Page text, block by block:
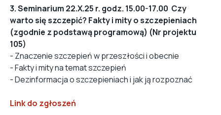
3. Seminarium 22.X.25 r. godz. 15.00-17.00 Czy
warto się szczepić? Fakty i mity o szczepieniach
(zgodnie z podstawą programową) (Nr projektu
105)
- Znaczenie szczepień w przeszłości i obecnie
- Fakty i mity na temat szczepień
- Dezinformacja o szczepieniach i jak ją rozpoznać
Link do zgłoszeń